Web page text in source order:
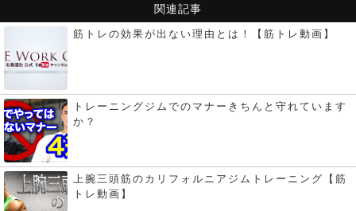
関連記事
筋トレの効果が出ない理由とは！【筋トレ動画】
トレーニングジムでのマナーきちんと守れています
か？
上腕三頭筋のカリフォルニアジムトレーニング【筋
トレ動画】